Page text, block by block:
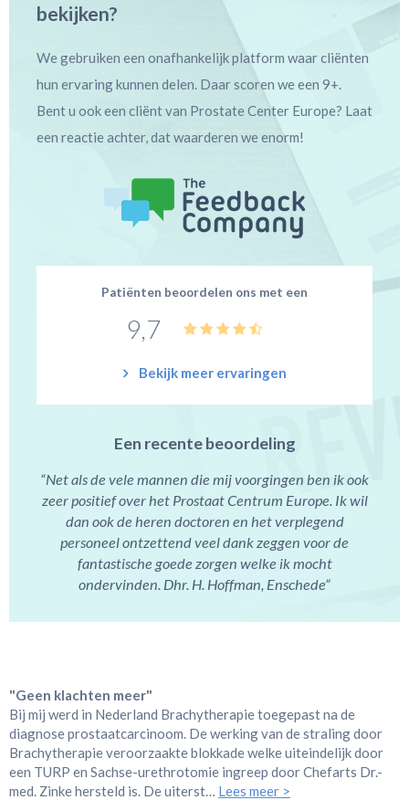
bekijken?
We gebruiken een onafhankelijk platform waar cliënten
hun ervaring kunnen delen. Daar scoren we een 9+.
Bent u ook een cliënt van Prostate Center Europe? Laat
een reactie achter, dat waarderen we enorm!
Patiënten beoordelen ons met een
9,7
Bekijk meer ervaringen
Een recente beoordeling
“Net als de vele mannen die mij voorgingen ben ik ook
zeer positief over het Prostaat Centrum Europe. Ik wil
dan ook de heren doctoren en het verplegend
personeel ontzettend veel dank zeggen voor de
fantastische goede zorgen welke ik mocht
ondervinden. Dhr. H. Hoffman, Enschede”
"Geen klachten meer"
Bij mij werd in Nederland Brachytherapie toegepast na de
diagnose prostaatcarcinoom. De werking van de straling door
Brachytherapie veroorzaakte blokkade welke uiteindelijk door
een TURP en Sachse-urethrotomie ingreep door Chefarts Dr.-
med. Zinke hersteld is. De uiterst… Lees meer >